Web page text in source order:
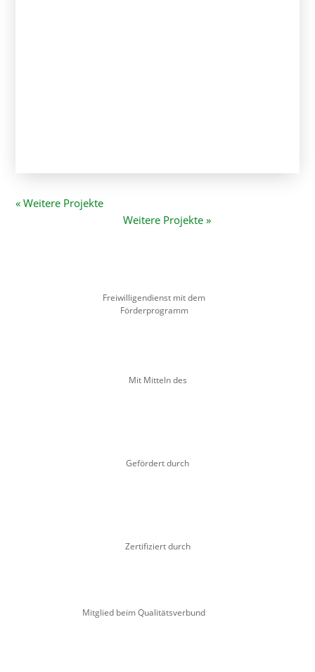
Freiwilligendienst mit dem
Förderprogramm
Mit Mitteln des
Gefördert durch
Zertifiziert durch
Mitglied beim Qualitätsverbund